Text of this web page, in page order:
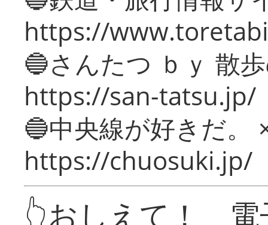
https://
🔵さんたつ ｂｙ 散
https://san-tatsu.jp/
🔵中央線が好きだ。
https://chuosuki.jp/
👆おしえて！ 電